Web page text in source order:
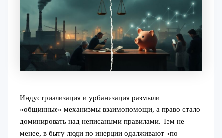
Индустриализация и урбанизация размыли
«общинные» механизмы взаимопомощи, а право стало
доминировать над неписаными правилами. Тем не
менее, в быту люди по инерции одалживают «по